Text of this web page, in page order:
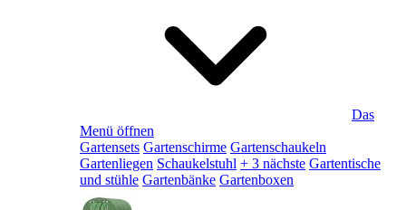
Das
Menü öffnen
Gartensets Gartenschirme Gartenschaukeln
Gartenliegen Schaukelstuhl + 3 nächste Gartentische
und stühle Gartenbänke Gartenboxen